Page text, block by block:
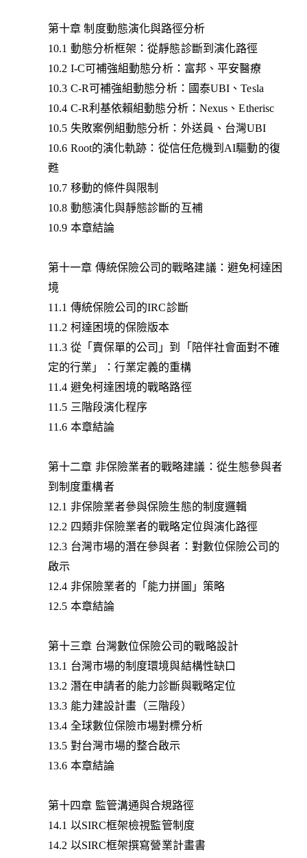
第十章 制度動態演化與路徑分析
10.1 動態分析框架：從靜態診斷到演化路徑
10.2 I-C可補強組動態分析：富邦、平安醫療
10.3 C-R可補強組動態分析：國泰UBI、Tesla
10.4 C-R利基依賴組動態分析：Nexus、Etherisc
10.5 失敗案例組動態分析：外送員、台灣UBI
10.6 Root的演化軌跡：從信任危機到AI驅動的復
甦
10.7 移動的條件與限制
10.8 動態演化與靜態診斷的互補
10.9 本章結論
第十一章 傳統保險公司的戰略建議：避免柯達困
境
11.1 傳統保險公司的IRC診斷
11.2 柯達困境的保險版本
11.3 從「賣保單的公司」到「陪伴社會面對不確
定的行業」：行業定義的重構
11.4 避免柯達困境的戰略路徑
11.5 三階段演化程序
11.6 本章結論
第十二章 非保險業者的戰略建議：從生態參與者
到制度重構者
12.1 非保險業者參與保險生態的制度邏輯
12.2 四類非保險業者的戰略定位與演化路徑
12.3 台灣市場的潛在參與者：對數位保險公司的
啟示
12.4 非保險業者的「能力拼圖」策略
12.5 本章結論
第十三章 台灣數位保險公司的戰略設計
13.1 台灣市場的制度環境與結構性缺口
13.2 潛在申請者的能力診斷與戰略定位
13.3 能力建設計畫（三階段）
13.4 全球數位保險市場對標分析
13.5 對台灣市場的整合啟示
13.6 本章結論
第十四章 監管溝通與合規路徑
14.1 以SIRC框架檢視監管制度
14.2 以SIRC框架撰寫營業計畫書